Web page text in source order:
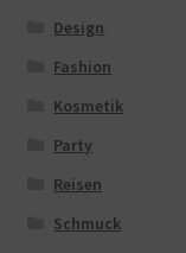
Design
Fashion
Kosmetik
Party
Reisen
Schmuck